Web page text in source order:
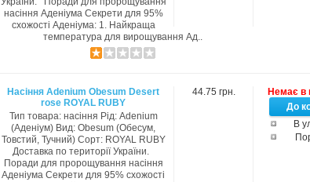
насіння Аденіума Секрети для 95%
схожості Аденіума: 1. Найкраща
температура для вирощування Ад..
Немає в
В
44.75 грн.
Насіння Adenium Obesum Desert
rose ROYAL RUBY
Тип товара: насіння Рід: Adenium
(Аденіум) Вид: Obesum (Обесум,
Товстий, Тучний) Сорт: ROYAL RUBY
Доставка по території України.
Поради для пророщування насіння
Аденіума Секрети для 95% схожості